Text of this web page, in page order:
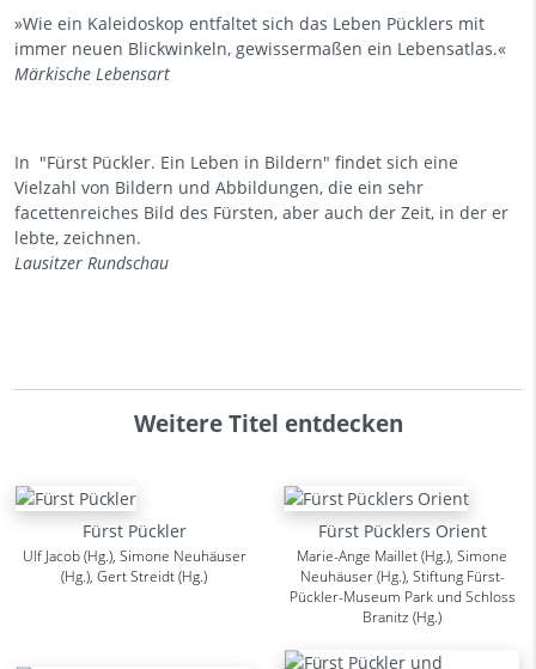
»Wie ein Kaleidoskop entfaltet sich das Leben Pücklers mit
immer neuen Blickwinkeln, gewissermaßen ein Lebensatlas.«
Märkische Lebensart
In "Fürst Pückler. Ein Leben in Bildern" findet sich eine
Vielzahl von Bildern und Abbildungen, die ein sehr
facettenreiches Bild des Fürsten, aber auch der Zeit, in der er
lebte, zeichnen.
Lausitzer Rundschau
Weitere Titel entdecken
Fürst Pückler
Ulf Jacob (Hg.), Simone Neuhäuser
(Hg.), Gert Streidt (Hg.)
Fürst Pücklers Orient
Marie-Ange Maillet (Hg.), Simone
Neuhäuser (Hg.), Stiftung Fürst-
Pückler-Museum Park und Schloss
Branitz (Hg.)